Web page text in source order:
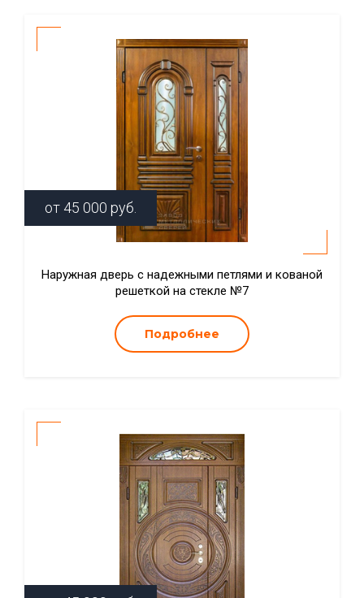
от 45 000 руб.
Наружная дверь с надежными петлями и кованой
решеткой на стекле №7
Подробнее